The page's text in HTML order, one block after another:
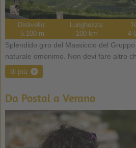
Dislivello:
5.100 m
Lunghezza:
100 km
4-
Splendido giro del Massiccio del
naturale omonimo. Non devi fare altro
di più
Da Postal a Verano